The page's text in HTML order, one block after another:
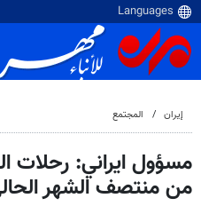
إيران المجتمع
مسؤول ايراني: رحلات
من منتصف الشهر